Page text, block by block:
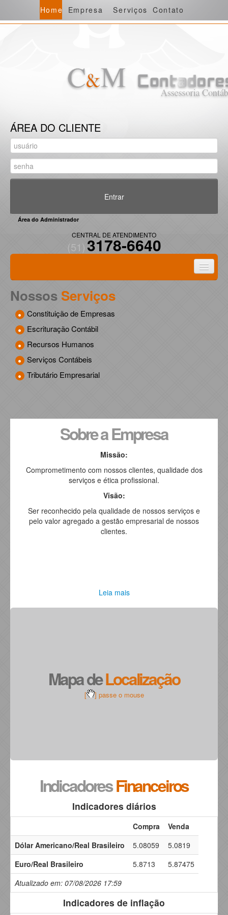
Home Empresa Serviços Contato
ÁREA DO CLIENTE
Entrar
Área do Administrador
CENTRAL DE ATENDIMENTO
(51)3178-6640
Legislação
Certidões
Agenda Tributária
Links Federais
Nossos Serviços
Constituição de Empresas
Escrituração Contábil
Recursos Humanos
Serviços Contábeis
Tributário Empresarial
Sobre a Empresa
Missão:
Comprometimento com nossos clientes, qualidade dos
serviços e ética profissional.
Visão:
Ser reconhecido pela qualidade de nossos serviços e
pelo valor agregado a gestão empresarial de nossos
clientes.
Leia mais
Mapa deLocalização
[ ] passe o mouse
IndicadoresFinanceiros
Indicadores diários
Compra
Venda
Dólar Americano/Real Brasileiro
5.08059
5.0819
Euro/Real Brasileiro
5.8713
5.87475
Atualizado em: 07/08/2026 17:59
Indicadores de inflação